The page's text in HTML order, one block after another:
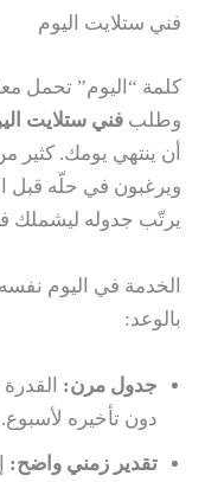
فني ستلايت اليوم
كلمة “اليوم” تحمل
وطلب فني ستلايت
أن ينتهي يومك. كثير
ويرغبون في حلّه قبل
يرتّب جدوله ليشملك
الخدمة في اليوم
بالوعد:
جدول مرن:
دون تأخيره لأسبوع.
تقدير زمني واضح: